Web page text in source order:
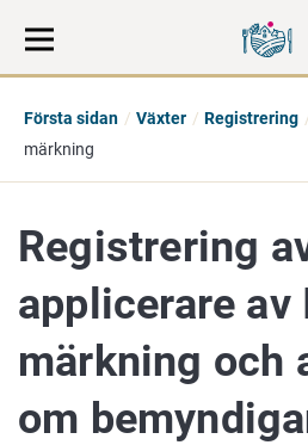
direkt
till
på
hela
Första sidan Växter Registrering
märkning
Registrering
applicerare av
märkning och
om